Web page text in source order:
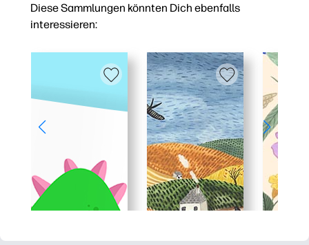
Diese Sammlungen könnten Dich ebenfalls
interessieren: